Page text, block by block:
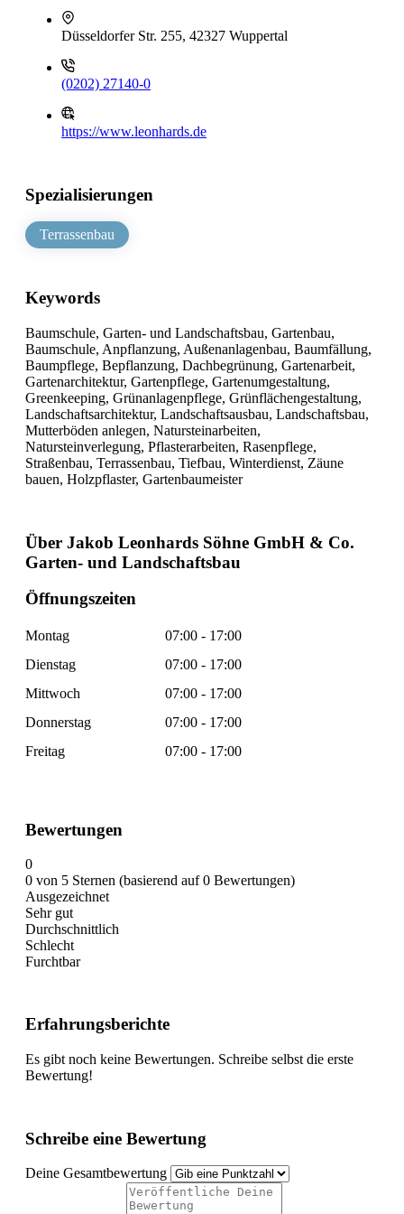
Düsseldorfer Str. 255, 42327 Wuppertal
(0202) 27140-0
https://www.leonhards.de
Spezialisierungen
Terrassenbau
Keywords
Baumschule, Garten- und Landschaftsbau, Gartenbau,
Baumschule, Anpflanzung, Außenanlagenbau, Baumfällung,
Baumpflege, Bepflanzung, Dachbegrünung, Gartenarbeit,
Gartenarchitektur, Gartenpflege, Gartenumgestaltung,
Greenkeeping, Grünanlagenpflege, Grünflächengestaltung,
Landschaftsarchitektur, Landschaftsausbau, Landschaftsbau,
Mutterböden anlegen, Natursteinarbeiten,
Natursteinverlegung, Pflasterarbeiten, Rasenpflege,
Straßenbau, Terrassenbau, Tiefbau, Winterdienst, Zäune
bauen, Holzpflaster, Gartenbaumeister
Über Jakob Leonhards Söhne GmbH & Co.
Garten- und Landschaftsbau
Öffnungszeiten
Montag
07:00 - 17:00
Dienstag
07:00 - 17:00
Mittwoch
07:00 - 17:00
Donnerstag
07:00 - 17:00
Freitag
07:00 - 17:00
Bewertungen
0
0 von 5 Sternen (basierend auf 0 Bewertungen)
Ausgezeichnet
Sehr gut
Durchschnittlich
Schlecht
Furchtbar
Erfahrungsberichte
Es gibt noch keine Bewertungen. Schreibe selbst die erste
Bewertung!
Schreibe eine Bewertung
Deine Gesamtbewertung